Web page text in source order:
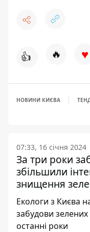
👍 🔥 ♥
НОВИНИ КИЄВА
07:33, 16 січня 2024
За три роки
збільшили
знищення
Екологи з Києва
забудови зелених
останні роки